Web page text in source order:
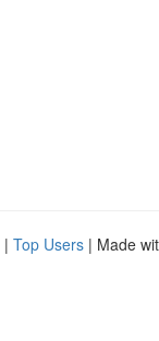
| Top Users | Made